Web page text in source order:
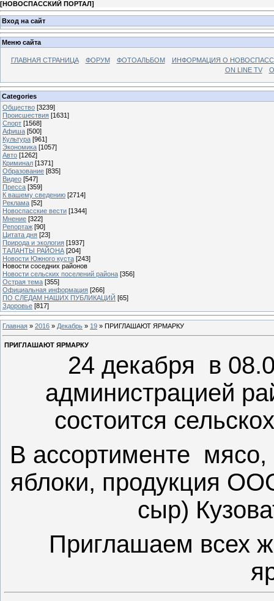
[НОВОСПАССКИЙ ПОРТАЛ]
Вход на сайт
Меню сайта
ГЛАВНАЯ СТРАНИЦА ФОРУМ ФОТОАЛЬБОМ
ИНФОРМАЦИЯ О
ON LINE TV
Categories
Общество [3239]
Происшествия [1631]
Спорт [1568]
Афиша [500]
Культура [961]
Экономика [1057]
Авто [1262]
Криминал [1371]
Образование [835]
Видео [547]
Пресса [359]
К вашему сведению [2714]
Реклама [52]
Новоспасские вести [1344]
Мнение [322]
Репортаж [90]
Цитата дня [23]
Природа и экология [1937]
ТАЛАНТЫ РАЙОНА [204]
Новости Южного куста [243]
Новости соседних районов
Новости сельских поселений района [356]
Острая тема [355]
Официальная информация [266]
ПО СЛЕДАМ НАШИХ ПУБЛИКАЦИЙ [65]
Здоровье [817]
Главная » 2016 » Декабрь » 19 » ПРИГЛАШАЮТ ЯРМАРКУ
ПРИГЛАШАЮТ ЯРМАРКУ
24 декабря в
администрацией
состоится
В ассортименте мясо,
яблоки, продукция
сыр)
Приглашаем всех